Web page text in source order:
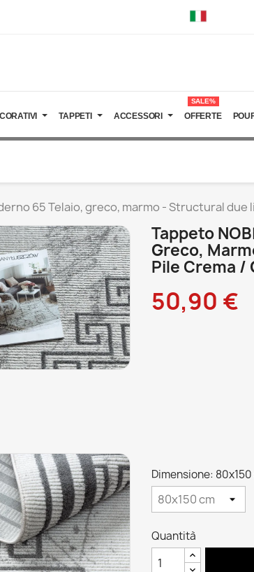
TAPPETI ACCESSORI OFFERTE
SALE%
65 Telaio, greco, marmo - Structural due
Tappeto
Greco,
Pile Crema /
50,90 €
Dimensione:
Quantità